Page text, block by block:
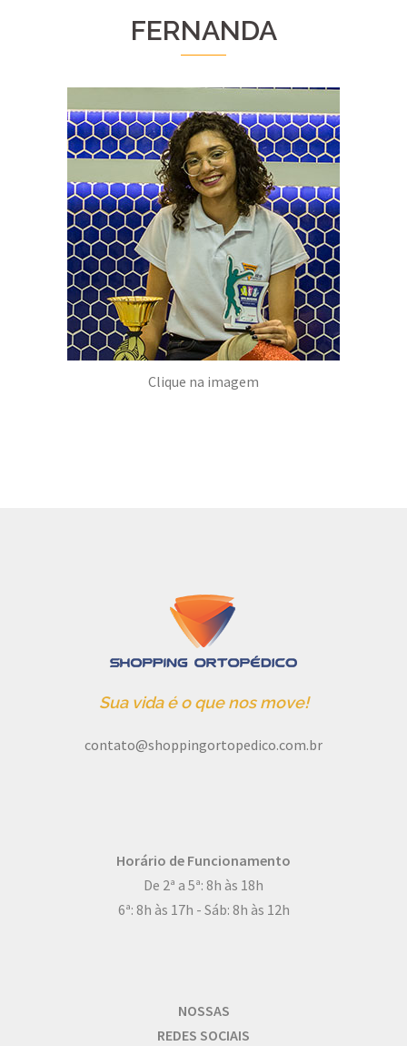
FERNANDA
Clique na imagem
Sua vida é o que nos move!
contato@shoppingortopedico.com.br
Horário de Funcionamento
De 2ª a 5ª: 8h às 18h
6ª: 8h às 17h - Sáb: 8h às 12h
NOSSAS
REDES SOCIAIS